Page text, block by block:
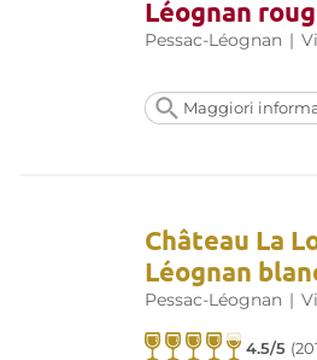
Léognan
Pessac-Léognan |
Maggiori
Château La
Léognan
Pessac-Léognan |
4.5/5